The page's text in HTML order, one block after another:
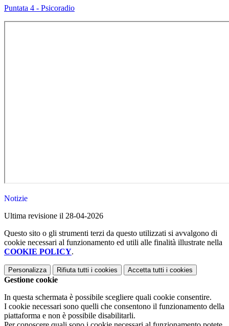
Puntata 4 - Psicoradio
Notizie
Ultima revisione il 28-04-2026
Questo sito o gli strumenti terzi da questo utilizzati si avvalgono di
cookie necessari al funzionamento ed utili alle finalità illustrate nella
COOKIE POLICY.
Personalizza Rifiuta tutti i cookies Accetta tutti i cookies
Gestione cookie
In questa schermata è possibile scegliere quali cookie consentire.
I cookie necessari sono quelli che consentono il funzionamento della
piattaforma e non è possibile disabilitarli.